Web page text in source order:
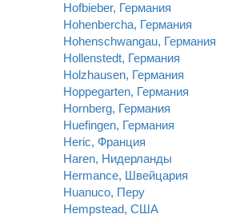
Hofbieber, Германия
Hohenbercha, Германия
Hohenschwangau, Германия
Hollenstedt, Германия
Holzhausen, Германия
Hoppegarten, Германия
Hornberg, Германия
Huefingen, Германия
Heric, Франция
Haren, Нидерланды
Hermance, Швейцария
Huanuco, Перу
Hempstead, США